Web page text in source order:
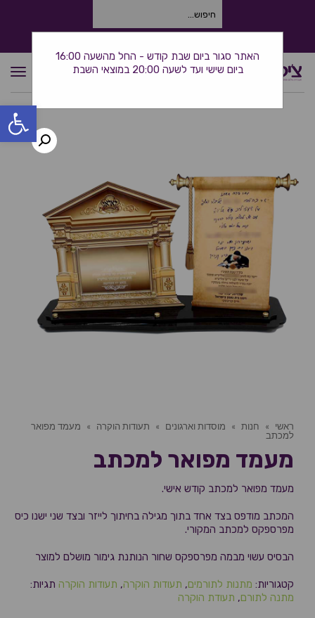
פתח
ראשי » חנות » מוסדות וארגונים » תעודות הוקרה »
מעמד מפואר
למכתב
מעמד מפואר למכתב
מעמד מפואר למכתב קודש אישי.
המכתב מודפס בצד אחד בתוך מגילה בחיתוך לייזר ובצד שני ישנו כיס
מפרספקס למכתב המקורי.
הבסיס עשוי מבמה מפרספקס שחור הנותנת גימור מושלם למוצר
קטגוריות: מתנות לתורמים, תעודות הוקרה, תעודות הוקרה תגיות:
מתנה לתורם, תעודת הוקרה
האתר סגור ביום שבת קודש - החל מהשעה 16:00
ביום שישי ועד לשעה 20:00 במוצאי השבת